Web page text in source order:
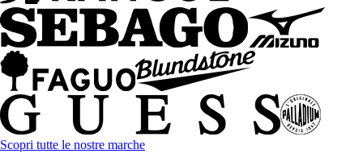
Scopri tutte le nostre marche